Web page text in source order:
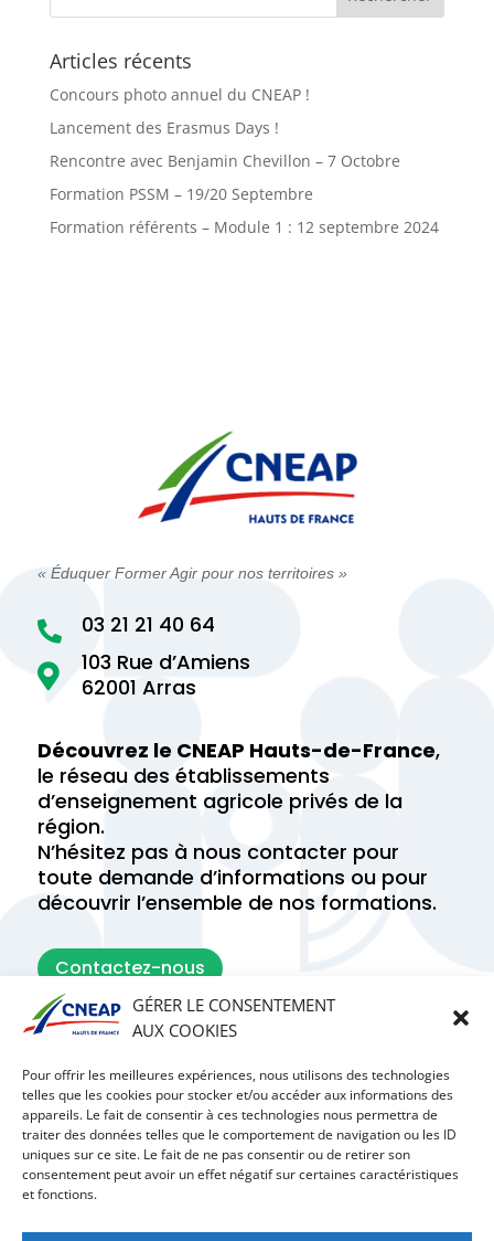
GÉRER LE CONSENTEMENT
AUX COOKIES
Pour offrir les meilleures expériences, nous utilisons des technologies
telles que les cookies pour stocker et/ou accéder aux informations des
appareils. Le fait de consentir à ces technologies nous permettra de
traiter des données telles que le comportement de navigation ou les ID
uniques sur ce site. Le fait de ne pas consentir ou de retirer son
consentement peut avoir un effet négatif sur certaines caractéristiques
et fonctions.
Articles récents
Concours photo annuel du CNEAP !
Lancement des Erasmus Days !
Rencontre avec Benjamin Chevillon – 7 Octobre
Formation PSSM – 19/20 Septembre
Formation référents – Module 1 : 12 septembre 2024
« Éduquer Former Agir pour nos territoires »


103 Rue d’Amiens
62001 Arras
03 21 21 40 64
Découvrez le CNEAP Hauts-de-France,
le réseau des établissements
d’enseignement agricole privés de la
région.
N’hésitez pas à nous contacter pour
toute demande d’informations ou pour
découvrir l’ensemble de nos formations.
Contactez-nous
Trouvez votre établissement idéal en un
Utilisez notre fonction de recherche pour
découvrir les établissements près de chez
vous.